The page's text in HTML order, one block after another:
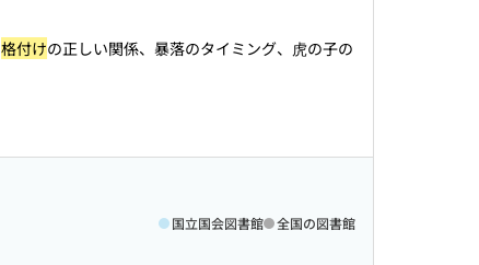
格付けの正しい関係、暴落のタイミング、虎の子の
国立国会図書館 全国の図書館